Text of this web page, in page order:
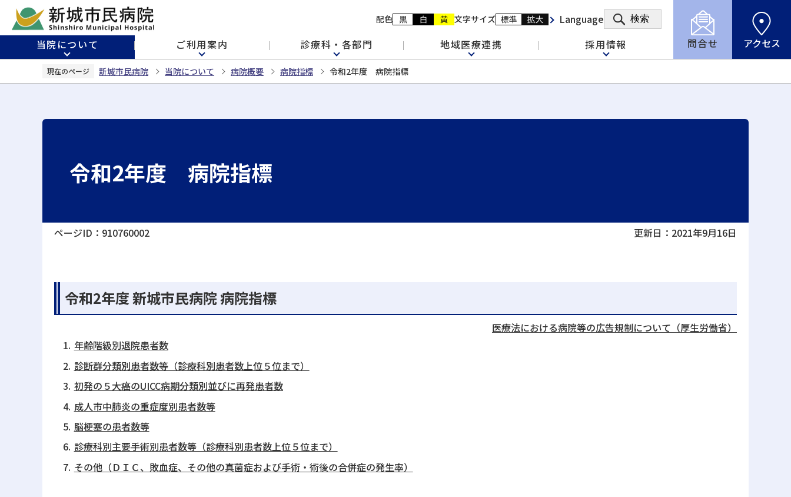
ペ
ー
の
配色 文字サイズ Language 検索
当院について ご利用案内 診療科・各部門 地域医療連携 採用情報 問合せ アクセス
現在のページ 新城市民病院 当院について 病院概要 病院指標 令和2年度 病院指標
令和2年度 病院指標
ページID：910760002 更新日：2021年9月16日
令和2年度 新城市民病院 病院指標
医療法における病院等の広告規制について（厚生労働省）
年齢階級別退院患者数
診断群分類別患者数等（診療科別患者数上位５位まで）
初発の５大癌のUICC病期分類別並びに再発患者数
成人市中肺炎の重症度別患者数等
脳梗塞の患者数等
診療科別主要手術別患者数等（診療科別患者数上位５位まで）
その他（ＤＩＣ、敗血症、その他の真菌症および手術・術後の合併症の発生率）